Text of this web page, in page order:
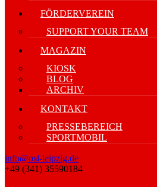
FÖRDERVEREIN
SUPPORT YOUR TEAM
MAGAZIN
KIOSK
BLOG
ARCHIV
KONTAKT
PRESSEBEREICH
SPORTMOBIL
info@osl-leipzig.de
+49 (341) 35590184